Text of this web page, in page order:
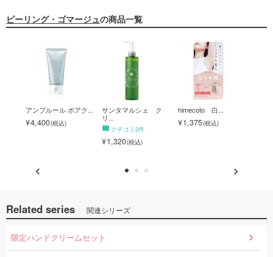
ピーリング・ゴマージュの商品一覧
アンプルール ポアク...
4,400
サンタマルシェ ク
リ...
クチコミ2件
1,320
himecoto 白...
1,375
Related series 関連シリーズ
限定ハンドクリームセット